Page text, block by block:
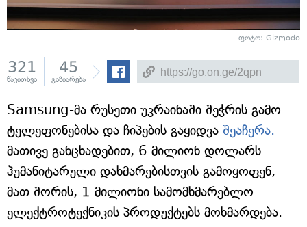
ფოტო: Gizmodo
321
წაკითხვა
45
გაზიარება
Samsung-მა რუსეთი უკრაინაში შეჭრის გამო
ტელეფონებისა და ჩიპების გაყიდვა შეაჩერა.
მათივე განცხადებით, 6 მილიონ დოლარს
ჰუმანიტარული დახმარებისთვის გამოყოფენ,
მათ შორის, 1 მილიონი სამომხმარებლო
ელექტროტექნიკის პროდუქტებს მოხმარდება.